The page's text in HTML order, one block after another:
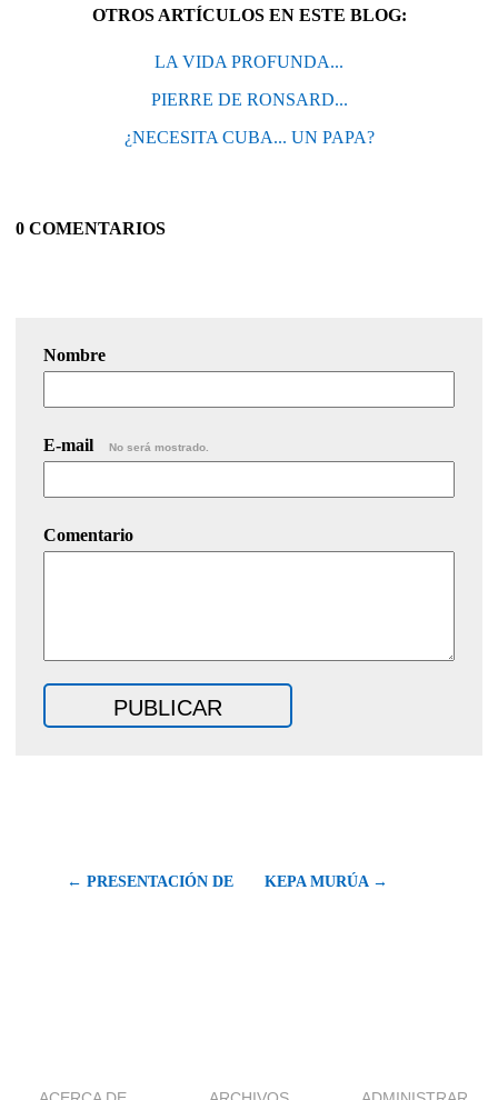
OTROS ARTÍCULOS EN ESTE BLOG:
LA VIDA PROFUNDA...
PIERRE DE RONSARD...
¿NECESITA CUBA... UN PAPA?
0 COMENTARIOS
Nombre
E-mail No será mostrado.
Comentario
← PRESENTACIÓN DE KEPA MURÚA →